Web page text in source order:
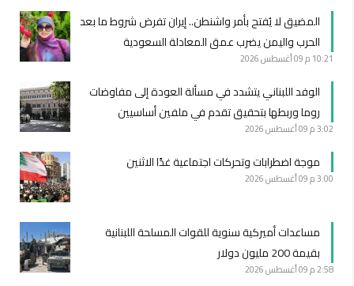
المضيق لا يُفتح بأمر واشنطن.. إيران تفرض شروط ما بعد
الحرب واليمن يضرب عمق المعادلة السعودية
10:21 م 09 أغسطس 2026
الوفد اللبناني يتشدد في مسألة العودة إلى مفاوضات
روما وربطها بتحقيق تقدم في ملفين أساسيين
3:02 م 09 أغسطس 2026
موجة اضطرابات وتحركات اجتماعية غدًا الاثنين
3:00 م 09 أغسطس 2026
مساعدات أميركية سنوية للقوات المسلحة اللبنانية
بقيمة 200 مليون دولار
2:58 م 09 أغسطس 2026